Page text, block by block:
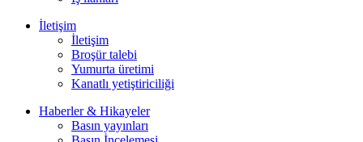
İletişim
İletişim
Broşür talebi
Yumurta üretimi
Kanatlı yetiştiriciliği
Haberler & Hikayeler
Basın yayınları